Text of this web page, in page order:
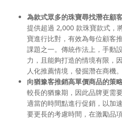
為款式眾多的珠寶尋找潛在顧
提供超過 2,000 款珠寶款式，
寶進行比對，有效為每位顧客
課題之一。傳統作法上，手動
力，且能夠打造的情境有限，
人化推薦情境，發掘潛在商機。
向猶豫客推銷高單價商品的策
較長的猶豫期，因此品牌更需
適當的時間點進行促銷，以加
要更長的考慮時間，在激勵品